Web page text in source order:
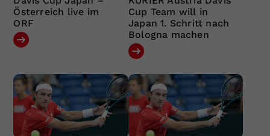
Österreich live im
ORF
Cup Team will in
Japan 1. Schritt nach
Bologna machen